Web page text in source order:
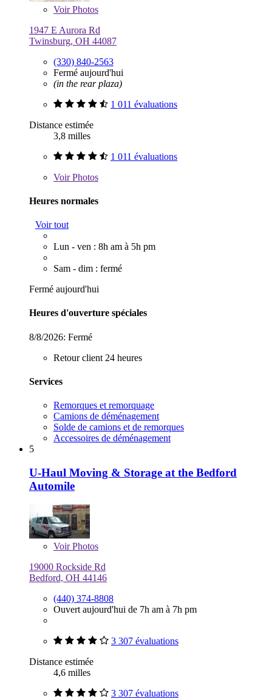
VoirPhotos
1947 E Aurora Rd
Twinsburg, OH 44087
(330) 840-2563
Fermé aujourd'hui
(in the rear plaza)
1 011 évaluations
Distance estimée
3,8 milles
1 011 évaluations
VoirPhotos
Heures normales
Voir tout
Lun - ven : 8h am à 5h pm
Sam - dim : fermé
Fermé aujourd'hui
Heures d'ouverture spéciales
8/8/2026: Fermé
Retour client 24 heures
Services
Remorques et remorquage
Camions de déménagement
Solde de camions et de remorques
Accessoires de déménagement
5
U-Haul Moving & Storage at the Bedford
Automile
VoirPhotos
19000 Rockside Rd
Bedford, OH 44146
(440) 374-8808
Ouvert aujourd'hui de 7h am à 7h pm
3 307 évaluations
Distance estimée
4,6 milles
3 307 évaluations